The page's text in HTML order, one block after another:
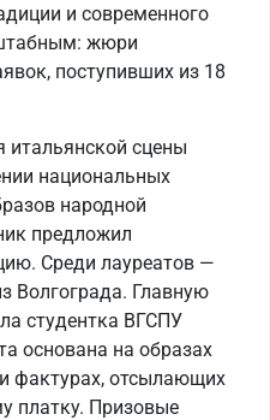
и современного
жюри
поступивших из 18
итальянской сцены
национальных
народной
предложил
Среди лауреатов —
Волгограда. Главную
студентка ВГСПУ
основана на образах
фактурах, отсылающих
платку. Призовые